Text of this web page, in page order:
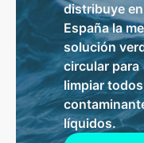
distribuye en
España la
solución
circular para
limpiar
líquidos.